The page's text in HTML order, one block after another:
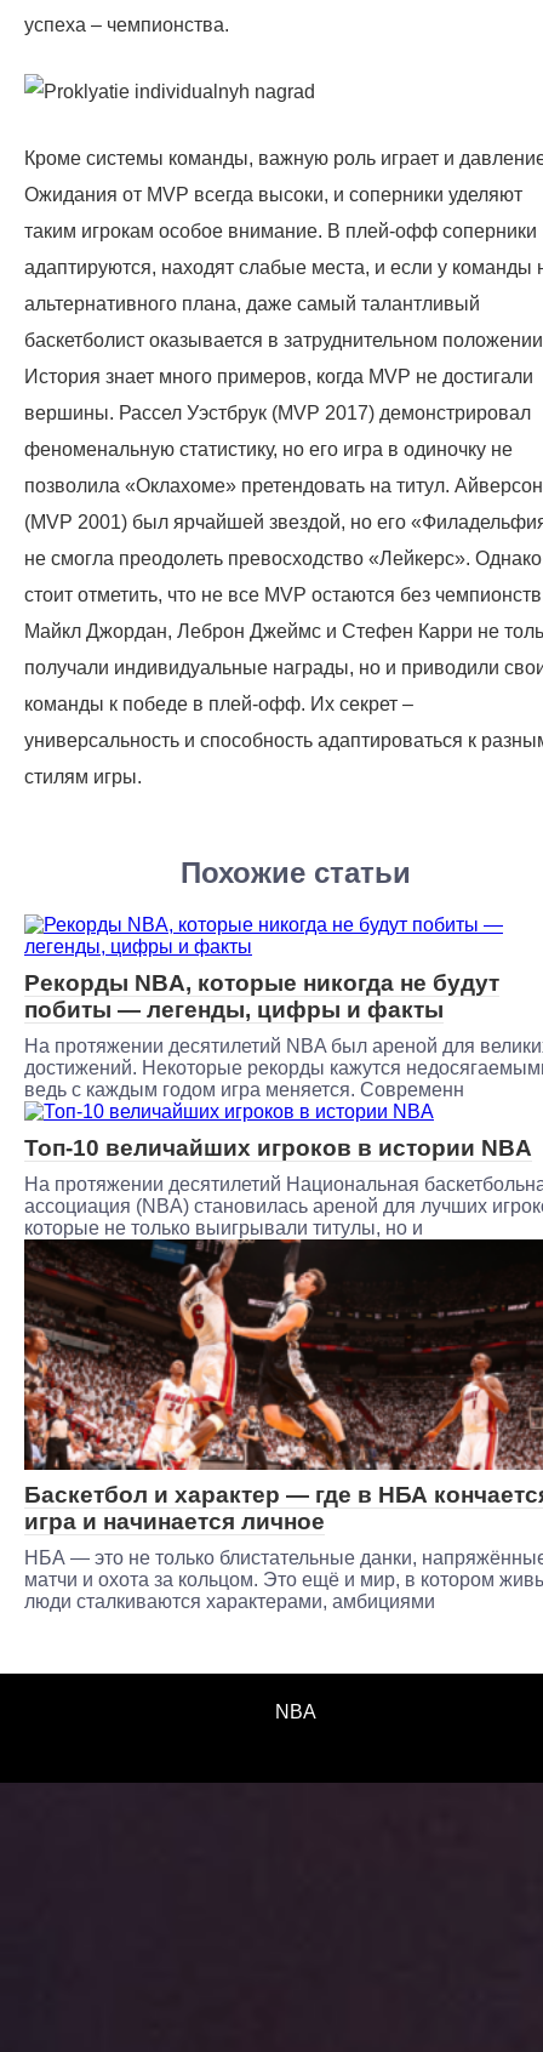
успеха – чемпионства.
Кроме системы команды, важную роль играет и
Ожидания от MVP всегда высоки, и соперники уделяют
таким игрокам особое внимание. В плей-офф соперники
адаптируются, находят слабые места, и если у команды
альтернативного плана, даже самый талантливый
баскетболист оказывается в затруднительном
История знает много примеров, когда MVP не достигали
вершины. Рассел Уэстбрук (MVP 2017) демонстрировал
феноменальную статистику, но его игра в одиночку не
позволила «Оклахоме» претендовать на титул. Айверсон
(MVP 2001) был ярчайшей звездой, но его
не смогла преодолеть превосходство «Лейкерс». Однако
стоит отметить, что не все MVP остаются без
Майкл Джордан, Леброн Джеймс и Стефен Карри не
получали индивидуальные награды, но и приводили
команды к победе в плей-офф. Их секрет –
универсальность и способность адаптироваться к
стилям игры.
Похожие статьи
Рекорды NBA, которые никогда не будут
побиты — легенды, цифры и факты
На протяжении десятилетий NBA был ареной для
достижений. Некоторые рекорды кажутся
ведь с каждым годом игра меняется. Современн
Топ-10 величайших игроков в истории NBA
На протяжении десятилетий Национальная
ассоциация (NBA) становилась ареной для лучших
которые не только выигрывали титулы, но и
Баскетбол и характер — где в НБА
игра и начинается личное
НБА — это не только блистательные данки,
матчи и охота за кольцом. Это ещё и мир, в котором
люди сталкиваются характерами, амбициями
NBA